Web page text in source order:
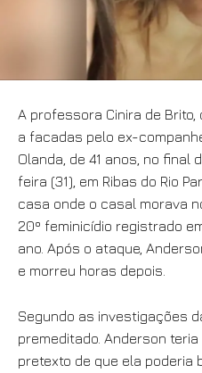
A professora Cinira de
a facadas pelo ex-
Olanda, de 41 anos, no
feira (31), em Ribas do Rio
casa onde o casal morava
20º feminicídio registrado
ano. Após o ataque,
e morreu horas depois.
Segundo as investigações
premeditado. Anderson
pretexto de que ela poderia